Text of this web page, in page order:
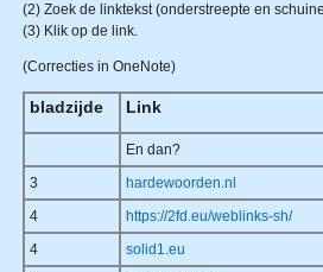
(2) Zoek de linktekst (onderstreepte en
(3) Klik op de link.
(Correcties in OneNote)
bladzijde Link
En dan?
3
hardewoorden.nl
4
https://2fd.eu/weblinks-sh/
4
solid1.eu